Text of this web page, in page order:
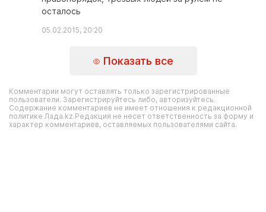
осталось
05.02.2015, 20:20
Показать все
Комментарии могут оставлять только зарегистрированные
пользователи. Зарегистрируйтесь либо, авторизуйтесь.
Содержание комментариев не имеет отношения к редакционной
политике Лада.kz.Редакция не несет ответственность за форму и
характер комментариев, оставляемых пользователями сайта.